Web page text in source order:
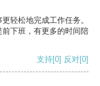
轻松地完成工作任务。
下班，有更多的时间陪
支持[0] 反对[0]